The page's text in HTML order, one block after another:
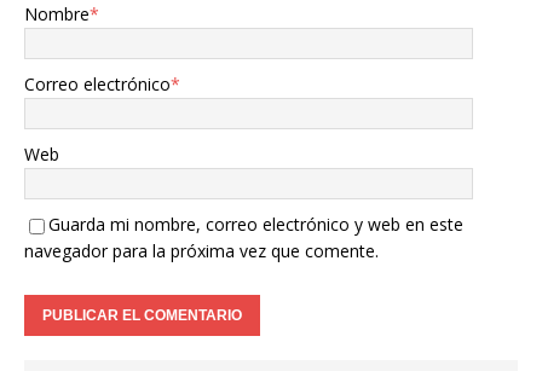
Nombre*
Correo electrónico*
Web
Guarda mi nombre, correo electrónico y web en este
navegador para la próxima vez que comente.